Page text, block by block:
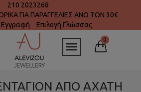
210 2023268
ΓΙΑ ΠΑΡΑΓΓΕΛΙΕΣ ΑΝΩ ΤΩΝ 30€
Εγγραφή Επιλογή Γλώσσας
0
ΑΠΟ ΑΧΑΤΗ